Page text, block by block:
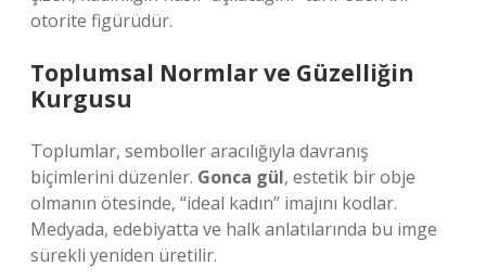
otorite figürüdür.
Toplumsal Normlar ve Güzelliğin
Kurgusu
Toplumlar, semboller aracılığıyla davranış
biçimlerini düzenler. Gonca gül, estetik bir obje
olmanın ötesinde, “ideal kadın” imajını kodlar.
Medyada, edebiyatta ve halk anlatılarında bu imge
sürekli yeniden üretilir.